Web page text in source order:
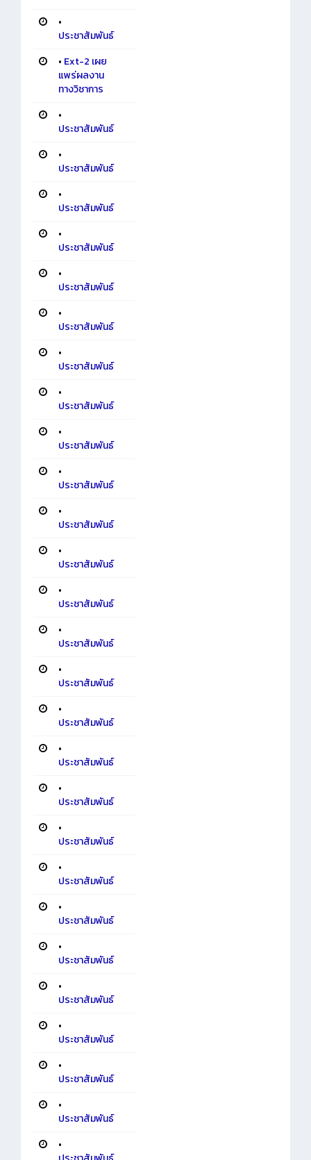
•
ประชาสัมพันธ์
• Ext-2 เผย
แพร่ผลงาน
ทางวิชาการ
•
ประชาสัมพันธ์
•
ประชาสัมพันธ์
•
ประชาสัมพันธ์
•
ประชาสัมพันธ์
•
ประชาสัมพันธ์
•
ประชาสัมพันธ์
•
ประชาสัมพันธ์
•
ประชาสัมพันธ์
•
ประชาสัมพันธ์
•
ประชาสัมพันธ์
•
ประชาสัมพันธ์
•
ประชาสัมพันธ์
•
ประชาสัมพันธ์
•
ประชาสัมพันธ์
•
ประชาสัมพันธ์
•
ประชาสัมพันธ์
•
ประชาสัมพันธ์
•
ประชาสัมพันธ์
•
ประชาสัมพันธ์
•
ประชาสัมพันธ์
•
ประชาสัมพันธ์
•
ประชาสัมพันธ์
•
ประชาสัมพันธ์
•
ประชาสัมพันธ์
•
ประชาสัมพันธ์
•
ประชาสัมพันธ์
•